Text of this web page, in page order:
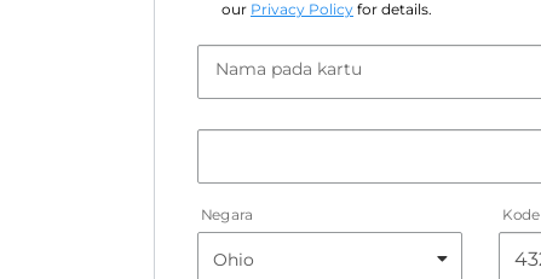
our Privacy Policy for details.
Nama pada kartu
Negara